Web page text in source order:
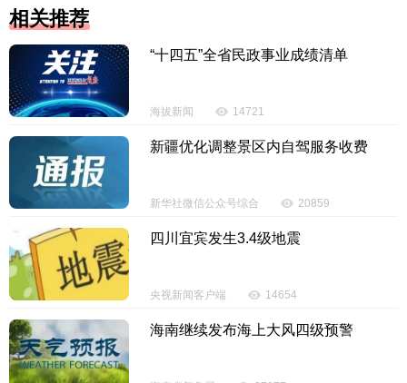
妆品、香水、箱包、婴幼儿奶粉等15类商品。
（三）政策调整扩大享惠面。一是对一个自然年
度内有离岛记录的岛内居民，在本自然年度内可按“即
购即提”提货方式有关要求，不限次数购买离岛免税商
品。二是离境旅客也能享受离岛免税政策，离岛且离
境旅客购买离岛免税商品金额计入每年10万元人民币
购物额度，不限次数。三是允许丝巾、服装服饰、鞋
帽、咖啡、茶、陶瓷制品等6类国内商品进入离岛免税
店销售，退（免）增值税、消费税。
有何注意事项？
（一）额度与数量限制。离岛旅客每人每年免税
购物额度为10万元人民币，不限次数；部分商品存在
相关推荐
“十四五”全省民政事业成绩清单
海拔新闻 14721
新疆优化调整景区内自驾服务收费
新华社微信公众号综合 20859
四川宜宾发生3.4级地震
央视新闻客户端 14654
海南继续发布海上大风四级预警